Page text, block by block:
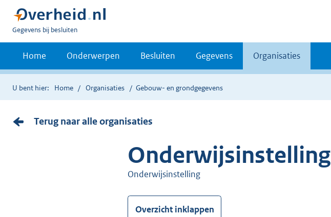
U
bent
Gegevens bij besluiten
Home Onderwerpen Besluiten Gegevens Organisaties
U bent hier: Home Organisaties Gebouw- en grondgegevens
Terug naar alle organisaties
onderwijsinstelling
onderwijsinstelling
Overzicht inklappen